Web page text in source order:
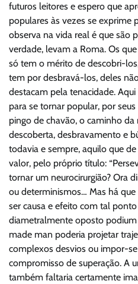
futuros leitores e espero que
populares às vezes se exprime
observa na vida real é que são
verdade, levam a Roma. Os
só tem o mérito de descobri-
tem por desbravá-los, deles
destacam pela tenacidade.
para se tornar popular, por
pingo de chavão, o caminho da
descoberta, desbravamento e
todavia e sempre, aquilo que
valor, pelo próprio título:
tornar um neurocirurgião? Ora
ou determinismos… Mas há
ser causa e efeito com tal
diametralmente oposto
made man poderia projetar
complexos desvios ou impor-
compromisso de superação. A
também faltaria certamente